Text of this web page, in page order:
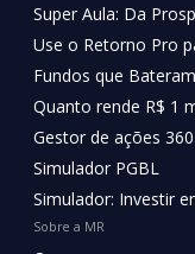
Super Aula: Da
Use o Retorno Pro
Fundos que
Quanto rende R$ 1
Gestor de ações 360
Simulador PGBL
Simulador: Investir
Sobre a MR